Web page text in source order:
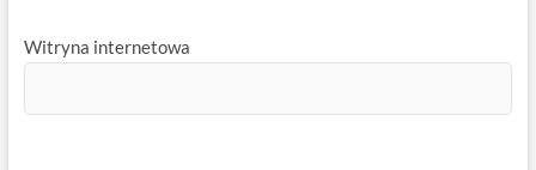
Witryna internetowa